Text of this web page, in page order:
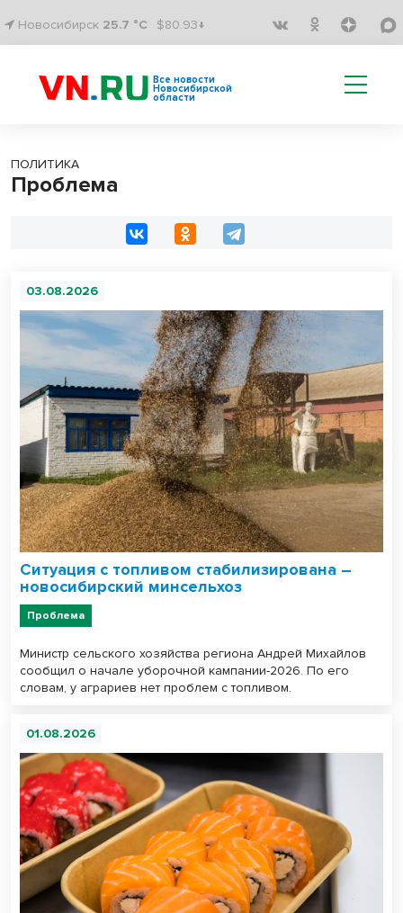
Новосибирск 25.7 °C $80.93↓
Все новости
Новосибирской
области
ПОЛИТИКА
Проблема
03.08.2026
Ситуация с топливом стабилизирована –
новосибирский минсельхоз
Проблема
Министр сельского хозяйства региона Андрей Михайлов
сообщил о начале уборочной кампании-2026. По его
словам, у аграриев нет проблем с топливом.
01.08.2026